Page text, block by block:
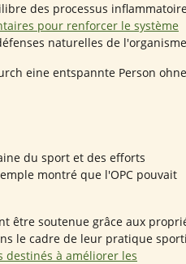
des processus
pour renforcer le système
naturelles de
du sport et des efforts
montré que l'OPC pouvait
être soutenue grâce aux
le cadre de leur pratique
à améliorer les